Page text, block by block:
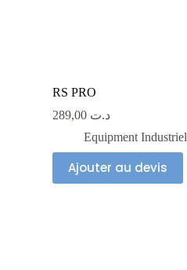
RS PRO
د.ت 289,00
Equipment Industriel
Ajouter au devis